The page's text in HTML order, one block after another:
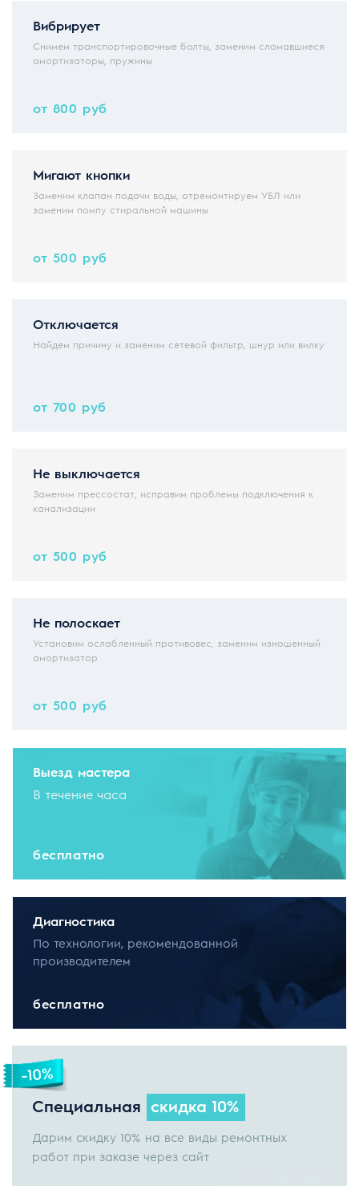
Вибрирует
Снимем транспортировочные болты, заменим сломавшиеся
амортизаторы, пружины
от 800 руб
Мигают кнопки
Заменим клапан подачи воды, отремонтируем УБЛ или
заменим помпу стиральной машины
от 500 руб
Отключается
Найдем причину и заменим сетевой фильтр, шнур или вилку
от 700 руб
Не выключается
Заменим прессостат, исправим проблемы подключения к
канализации
от 500 руб
Не полоскает
Установим ослабленный противовес, заменим изношенный
амортизатор
от 500 руб
Выезд мастера
В течение часа
бесплатно
Диагностика
По технологии, рекомендованной
производителем
бесплатно
Специальная скидка 10%
Дарим скидку 10% на все виды ремонтных
работ при заказе через сайт